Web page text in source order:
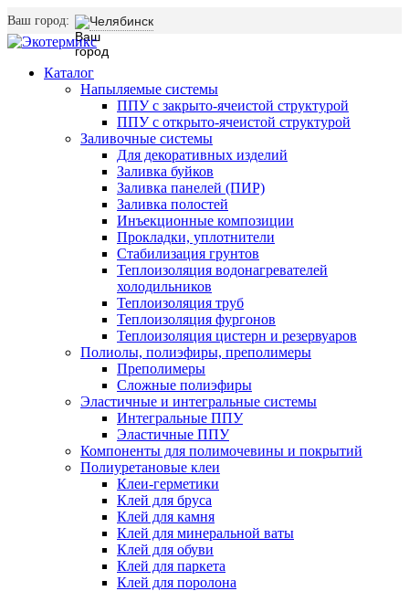
Ваш город: Челябинск
Каталог
Напыляемые системы
ППУ с закрыто-ячеистой структурой
ППУ с открыто-ячеистой структурой
Заливочные системы
Для декоративных изделий
Заливка буйков
Заливка панелей (ПИР)
Заливка полостей
Инъекционные композиции
Прокладки, уплотнители
Стабилизация грунтов
Теплоизоляция водонагревателей
холодильников
Теплоизоляция труб
Теплоизоляция фургонов
Теплоизоляция цистерн и резервуаров
Полиолы, полиэфиры, преполимеры
Преполимеры
Сложные полиэфиры
Эластичные и интегральные системы
Интегральные ППУ
Эластичные ППУ
Компоненты для полимочевины и покрытий
Полиуретановые клеи
Клеи-герметики
Клей для бруса
Клей для камня
Клей для минеральной ваты
Клей для обуви
Клей для паркета
Клей для поролона